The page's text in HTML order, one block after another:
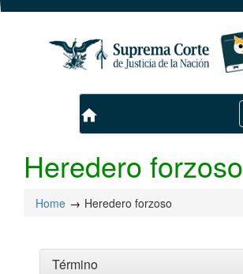
home
Heredero forzoso
Home Heredero forzoso
Término